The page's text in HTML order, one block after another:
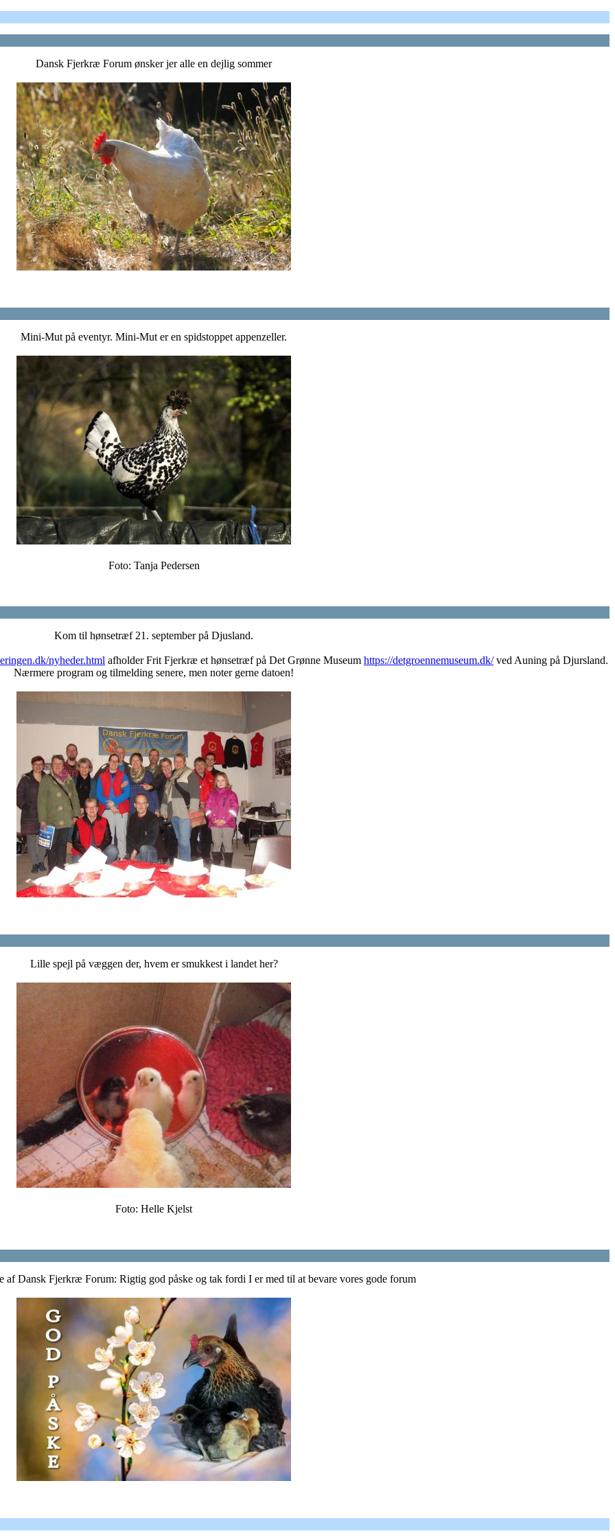
Dansk Fjerkræ Forum ønsker jer alle en dejlig sommer
Mini-Mut på eventyr. Mini-Mut er en spidstoppet appenzeller.
Foto: Tanja Pedersen
Kom til hønsetræf 21. september på Djusland.
nyheder.html afholder Frit Fjerkræ et hønsetræf på Det Grønne Museum https://detgroennemuseum.dk/ved Auning på Djursland.
Nærmere program og tilmelding senere, men noter gerne datoen!
Lille spejl på væggen der, hvem er smukkest i landet her?
Foto: Helle Kjelst
af Dansk Fjerkræ Forum: Rigtig god påske og tak fordi I er med til at bevare vores gode forum